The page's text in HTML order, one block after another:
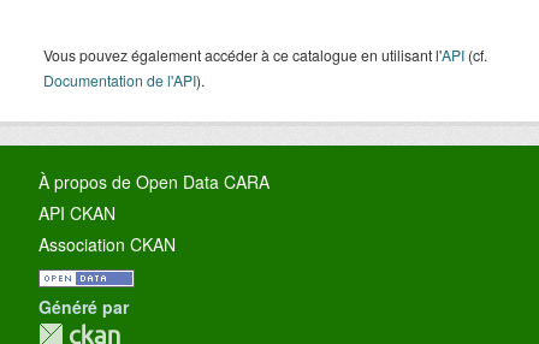
Vous pouvez également accéder à ce catalogue en utilisant l'API (cf.
Documentation de l'API).
À propos de Open Data CARA
API CKAN
Association CKAN
Généré par